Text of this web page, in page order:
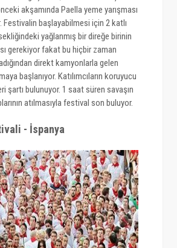
akşamında Paella yeme yarışması
Festivalin başlayabilmesi için 2 katlı
yağlanmış bir direğe birinin
gerekiyor fakat bu hiçbir zaman
direkt kamyonlarla gelen
başlanıyor. Katılımcıların koruyucu
şartı bulunuyor. 1 saat süren savaşın
atılmasıyla festival son buluyor.
- İspanya